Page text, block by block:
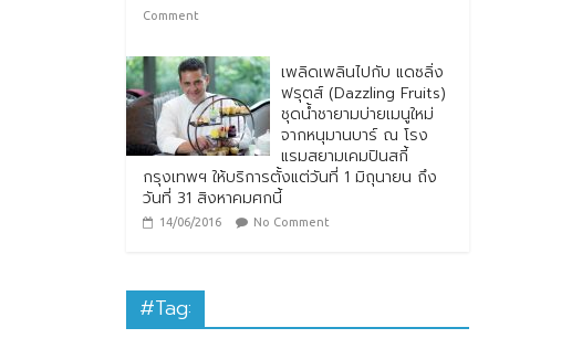
Comment
เพลิดเพลินไปกับ แดซลิ่ง
ฟรุตส์ (Dazzling Fruits)
ชุดน้ำชายามบ่ายเมนูใหม่
จากหนุมานบาร์ ณ โรง
แรมสยามเคมปินสกี้
กรุงเทพฯ ให้บริการตั้งแต่วันที่ 1 มิถุนายน ถึง
วันที่ 31 สิงหาคมศกนี้
14/06/2016 No Comment
#Tag: